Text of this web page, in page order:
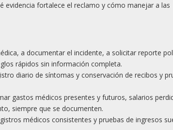
evidencia fortalece el reclamo y cómo manejar a las
a documentar el incidente, a solicitar reporte
rápidos sin información completa.
diario de síntomas y conservación de recibos y
gastos médicos presentes y futuros, salarios
siempre que se documenten.
médicos consistentes y pruebas de ingresos